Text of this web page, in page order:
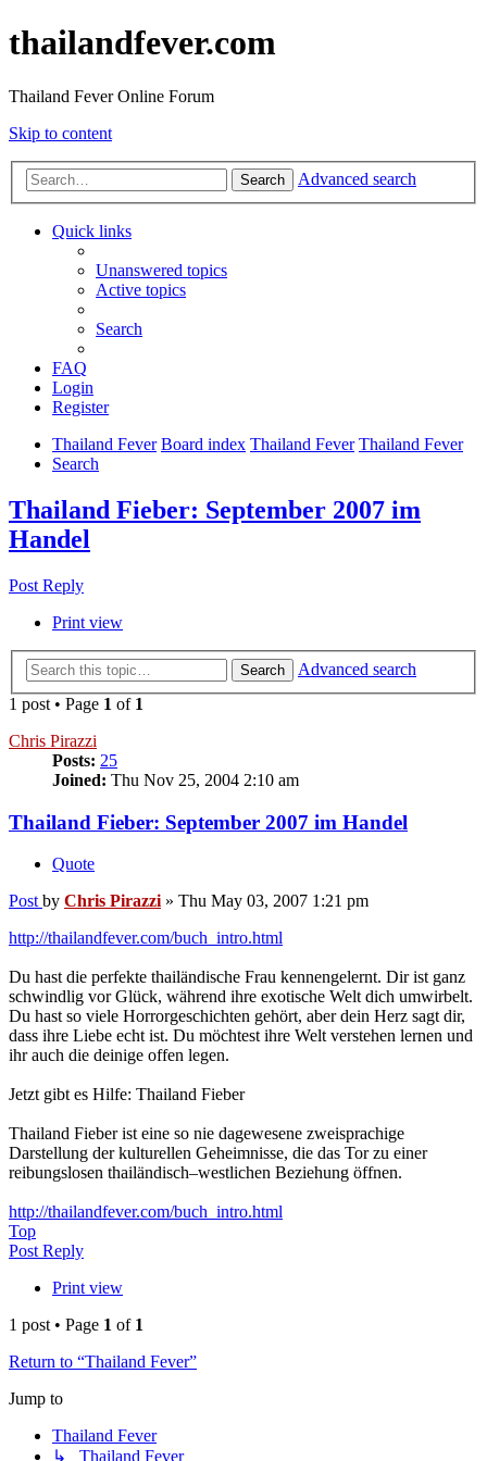
thailandfever.com
Thailand Fever Online Forum
Skip to content
Search Advanced search
Quick links
Unanswered topics
Active topics
Search
FAQ
Login
Register
Thailand Fever Board index Thailand Fever Thailand Fever
Search
Thailand Fieber: September 2007 im
Handel
Post Reply
Print view
Search
Advanced search
1 post • Page 1 of 1
Chris Pirazzi
Posts: 25
Joined: Thu Nov 25, 2004 2:10 am
Thailand Fieber: September 2007 im Handel
Quote
Post by Chris Pirazzi » Thu May 03, 2007 1:21 pm
http://thailandfever.com/buch_intro.html
Du hast die perfekte thailändische Frau kennengelernt. Dir ist ganz
schwindlig vor Glück, während ihre exotische Welt dich umwirbelt.
Du hast so viele Horrorgeschichten gehört, aber dein Herz sagt dir,
dass ihre Liebe echt ist. Du möchtest ihre Welt verstehen lernen und
ihr auch die deinige offen legen.
Jetzt gibt es Hilfe: Thailand Fieber
Thailand Fieber ist eine so nie dagewesene zweisprachige
Darstellung der kulturellen Geheimnisse, die das Tor zu einer
reibungslosen thailändisch–westlichen Beziehung öffnen.
http://thailandfever.com/buch_intro.html
Top
Post Reply
Print view
1 post • Page 1 of 1
Return to “Thailand Fever”
Jump to
Thailand Fever
↳ Thailand Fever